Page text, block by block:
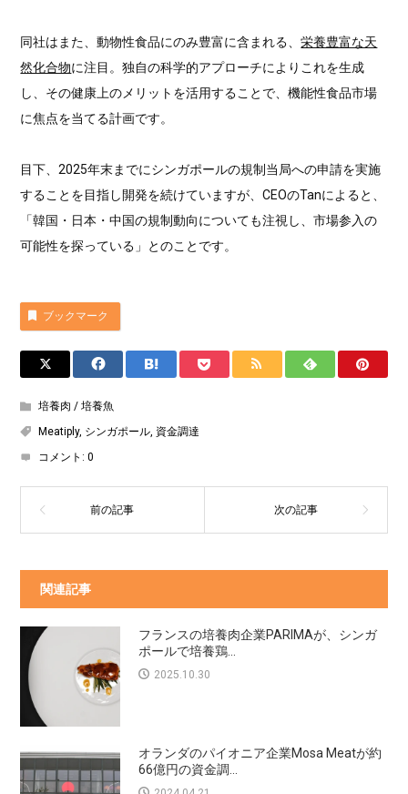
同社はまた、動物性食品にのみ豊富に含まれる、栄養豊富な天
然化合物に注目。独自の科学的アプローチによりこれを生成
し、その健康上のメリットを活用することで、機能性食品市場
に焦点を当てる計画です。
目下、2025年末までにシンガポールの規制当局への申請を実施
することを目指し開発を続けていますが、CEOのTanによると、
「韓国・日本・中国の規制動向についても注視し、市場参入の
可能性を探っている」とのことです。
ブックマーク
培養肉 / 培養魚
Meatiply, シンガポール, 資金調達
コメント:0
関連記事
フランスの培養肉企業PARIMAが、シンガ
ポールで培養鶏...
2025.10.30
オランダのパイオニア企業Mosa Meatが約
66億円の資金調...